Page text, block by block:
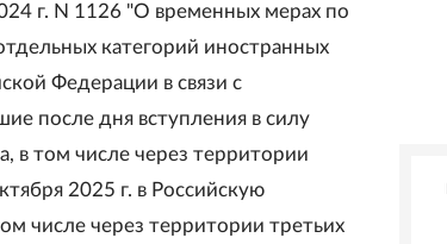
г. N 1126 "О временных мерах по
категорий иностранных
Федерации в связи с
после дня вступления в силу
в том числе через территории
2025 г. в Российскую
числе через территории третьих